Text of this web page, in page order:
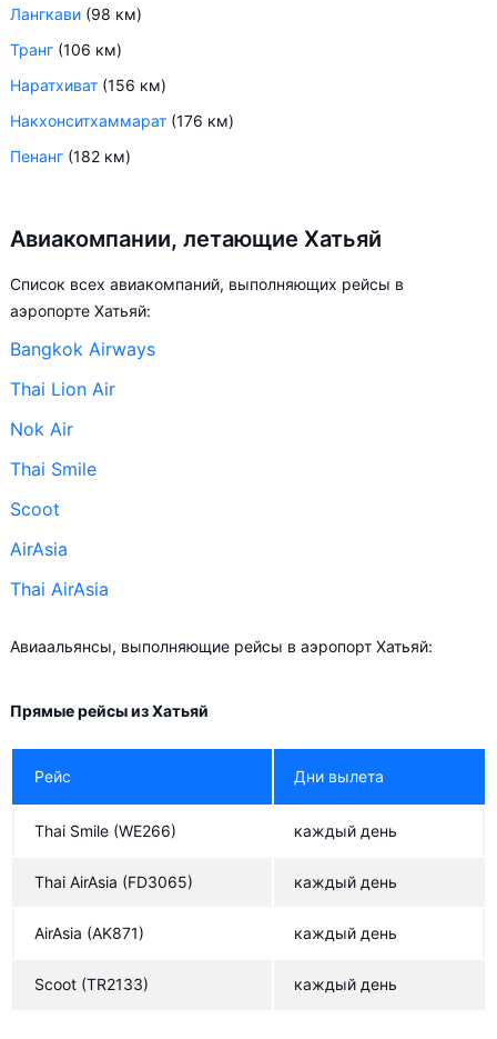
Лангкави (98 км)
Транг (106 км)
Наратхиват (156 км)
Накхонситхаммарат (176 км)
Пенанг (182 км)
Авиакомпании, летающие Хатьяй
Список всех авиакомпаний, выполняющих рейсы в
аэропорте Хатьяй:
Bangkok Airways
Thai Lion Air
Nok Air
Thai Smile
Scoot
AirAsia
Thai AirAsia
Авиаальянсы, выполняющие рейсы в аэропорт Хатьяй:
Прямые рейсы из Хатьяй
Рейс Дни вылета
Thai Smile (WE266) каждый день
Thai AirAsia (FD3065) каждый день
AirAsia (AK871) каждый день
Scoot (TR2133) каждый день